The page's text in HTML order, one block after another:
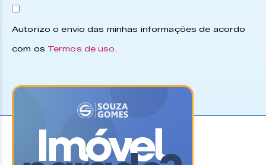
Autorizo o envio das minhas informações de acordo
com os Termos de uso.